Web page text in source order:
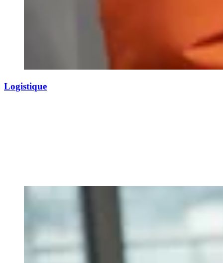
Logistique